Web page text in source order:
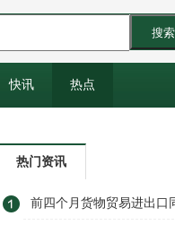
搜索
快讯 热点
热门资讯
前四个月货物贸易进出口